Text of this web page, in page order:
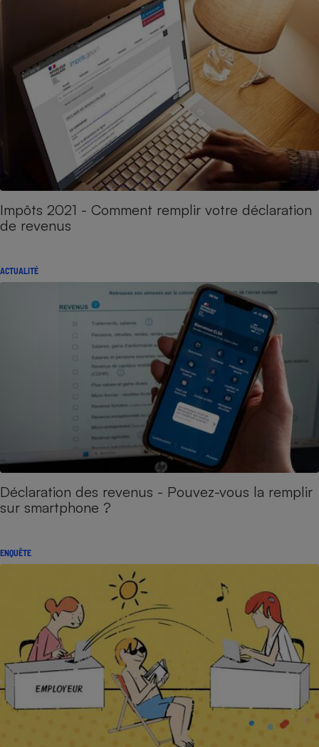
Impôts 2021 - Comment remplir votre déclaration
de revenus
ACTUALITÉ
Déclaration des revenus - Pouvez-vous la remplir
sur smartphone ?
ENQUÊTE